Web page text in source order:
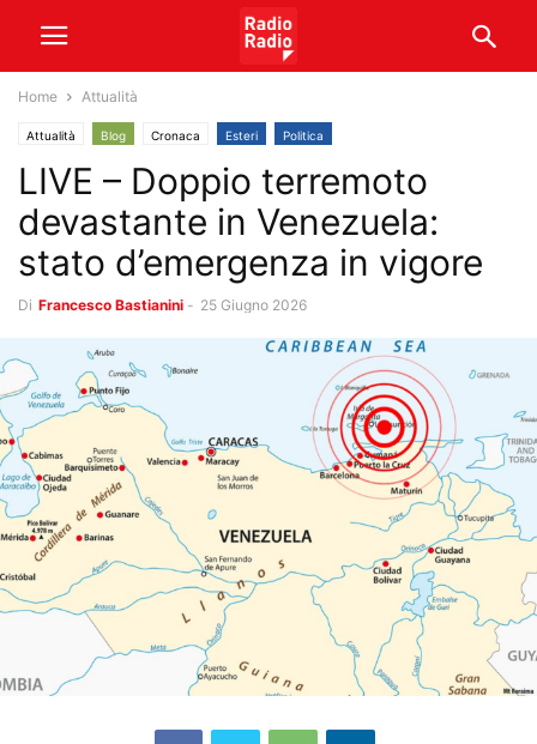
Home Attualità
Attualità Blog Cronaca Esteri Politica
LIVE – Doppio terremoto
devastante in Venezuela:
stato d’emergenza in vigore
Di Francesco Bastianini - 25 Giugno 2026